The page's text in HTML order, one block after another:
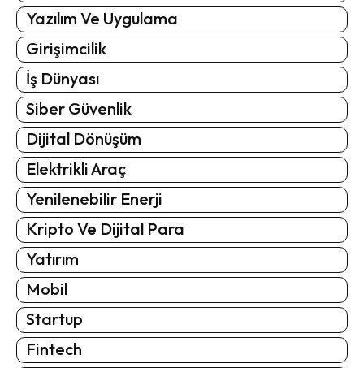
Yazılım Ve Uygulama
Girişimcilik
İş Dünyası
Siber Güvenlik
Dijital Dönüşüm
Elektrikli Araç
Yenilenebilir Enerji
Kripto Ve Dijital Para
Yatırım
Mobil
Startup
Fintech